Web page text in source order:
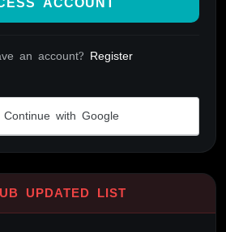
an account? Register
Continue with Google
UPDATED LIST